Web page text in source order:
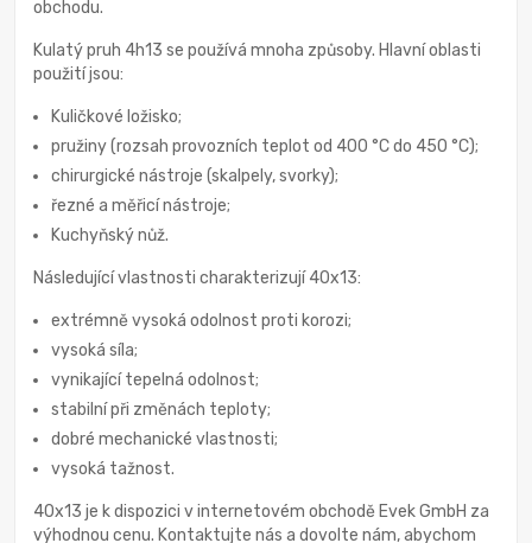
obchodu.
Kulatý pruh 4h13 se používá mnoha způsoby. Hlavní oblasti
použití jsou:
Kuličkové ložisko;
pružiny (rozsah provozních teplot od 400 °С do 450 °С);
chirurgické nástroje (skalpely, svorky);
řezné a měřicí nástroje;
Kuchyňský nůž.
Následující vlastnosti charakterizují 40x13:
extrémně vysoká odolnost proti korozi;
vysoká síla;
vynikající tepelná odolnost;
stabilní při změnách teploty;
dobré mechanické vlastnosti;
vysoká tažnost.
40x13 je k dispozici v internetovém obchodě Evek GmbH za
výhodnou cenu. Kontaktujte nás a dovolte nám, abychom